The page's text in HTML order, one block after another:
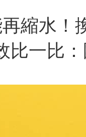
縮水！
比一比